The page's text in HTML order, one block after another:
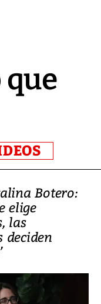
Botero:
elige
las
deciden